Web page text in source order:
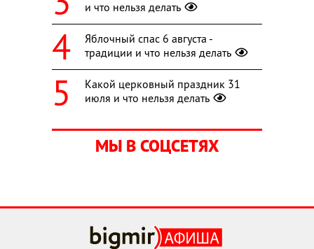
и что нельзя делать
Яблочный спас 6 августа -
традиции и что нельзя делать
Какой церковный праздник 31
июля и что нельзя делать
МЫ В СОЦСЕТЯХ